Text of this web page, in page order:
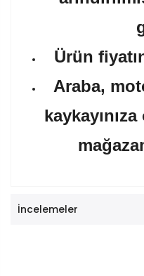
Ürün
Araba,
İncelemeler